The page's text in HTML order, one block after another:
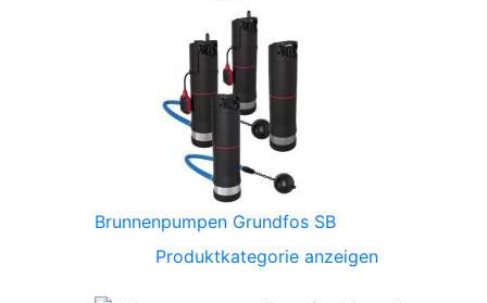
Brunnenpumpen Grundfos SB
Produktkategorie anzeigen